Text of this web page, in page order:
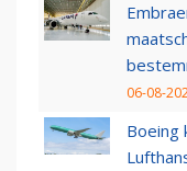
06-08-
Boeing